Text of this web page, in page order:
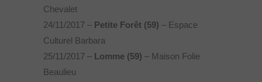
Chevalet
24/11/2017 – Petite Forêt (59) – Espace
Culturel Barbara
25/11/2017 – Lomme (59) – Maison Folie
Beaulieu